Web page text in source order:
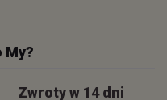
My?
Zwroty w 14 dni